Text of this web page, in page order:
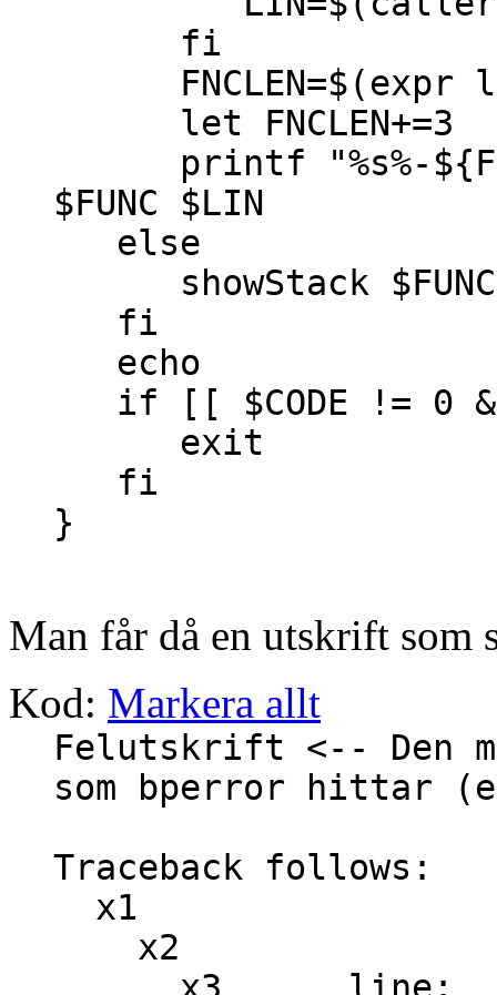
fi
FNCLEN=$(expr
let FNCLEN+=3
printf "%s%-
$FUNC $LIN
else
showStack $FUNC
fi
echo
if [[ $CODE != 0 &&
exit
fi
}
Man får då en utskrift som
Kod: Markera allt
Felutskrift <-- Den
som bperror hittar
Traceback follows:
x1
x2